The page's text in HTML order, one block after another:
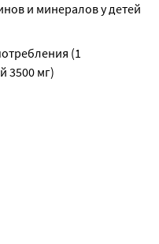
и минералов у детей
(1
3500 мг)